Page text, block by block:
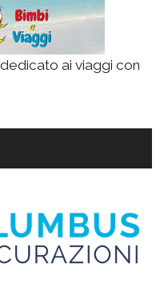
ai viaggi con